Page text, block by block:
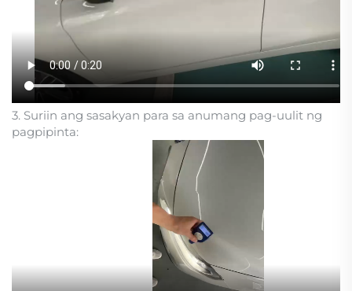
3. Suriin ang sasakyan para sa anumang pag-uulit ng
pagpipinta: